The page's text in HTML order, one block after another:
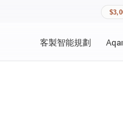
客製智能規劃